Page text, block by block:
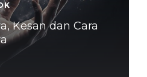
Kesan dan Cara